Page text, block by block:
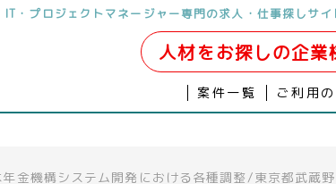
・プロジェクトマネージャー専門の求人・仕事探しサイ
人材をお探しの企業
案件一覧 ご利用
年金機構システム開発における各種調整/東京都武蔵